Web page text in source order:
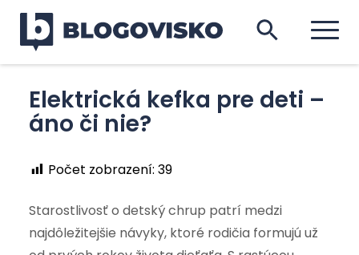
Elektrická kefka pre deti –
áno či nie?
Počet zobrazení: 39
Starostlivosť o detský chrup patrí medzi
najdôležitejšie návyky, ktoré rodičia formujú už